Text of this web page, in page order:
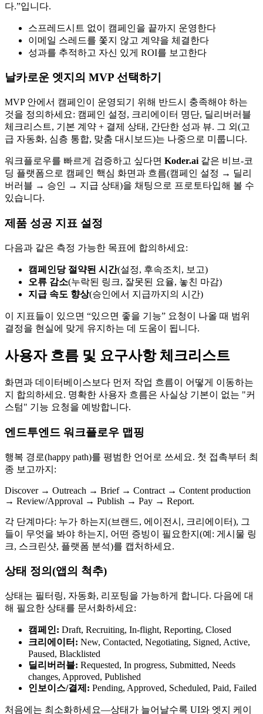
다.”입니다.
스프레드시트 없이 캠페인을 끝까지 운영한다
이메일 스레드를 쫓지 않고 계약을 체결한다
성과를 추적하고 자신 있게 ROI를 보고한다
날카로운 엣지의 MVP 선택하기
MVP 안에서 캠페인이 운영되기 위해 반드시 충족해야 하는
것을 정의하세요: 캠페인 설정, 크리에이터 명단, 딜리버러블
체크리스트, 기본 계약 + 결제 상태, 간단한 성과 뷰. 그 외(고
급 자동화, 심층 통합, 맞춤 대시보드)는 나중으로 미룹니다.
워크플로우를 빠르게 검증하고 싶다면 Koder.ai 같은 비브-코
딩 플랫폼으로 캠페인 핵심 화면과 흐름(캠페인 설정 → 딜리
버러블 → 승인 → 지급 상태)을 채팅으로 프로토타입해 볼 수
있습니다.
제품 성공 지표 설정
다음과 같은 측정 가능한 목표에 합의하세요:
캠페인당 절약된 시간(설정, 후속조치, 보고)
오류 감소(누락된 링크, 잘못된 요율, 놓친 마감)
지급 속도 향상(승인에서 지급까지의 시간)
이 지표들이 있으면 “있으면 좋을 기능” 요청이 나올 때 범위
결정을 현실에 맞게 유지하는 데 도움이 됩니다.
사용자 흐름 및 요구사항 체크리스트
화면과 데이터베이스보다 먼저 작업 흐름이 어떻게 이동하는
지 합의하세요. 명확한 사용자 흐름은 사실상 기본이 없는 "커
스텀" 기능 요청을 예방합니다.
엔드투엔드 워크플로우 맵핑
행복 경로(happy path)를 평범한 언어로 쓰세요. 첫 접촉부터 최
종 보고까지:
Discover → Outreach → Brief → Contract → Content production
→ Review/Approval → Publish → Pay → Report.
각 단계마다: 누가 하는지(브랜드, 에이전시, 크리에이터), 그
들이 무엇을 봐야 하는지, 어떤 증빙이 필요한지(예: 게시물 링
크, 스크린샷, 플랫폼 분석)를 캡처하세요.
상태 정의(앱의 척추)
상태는 필터링, 자동화, 리포팅을 가능하게 합니다. 다음에 대
해 필요한 상태를 문서화하세요:
캠페인: Draft, Recruiting, In-flight, Reporting, Closed
크리에이터: New, Contacted, Negotiating, Signed, Active,
Paused, Blacklisted
딜리버러블: Requested, In progress, Submitted, Needs
changes, Approved, Published
인보이스/결제: Pending, Approved, Scheduled, Paid, Failed
처음에는 최소화하세요—상태가 늘어날수록 UI와 엣지 케이